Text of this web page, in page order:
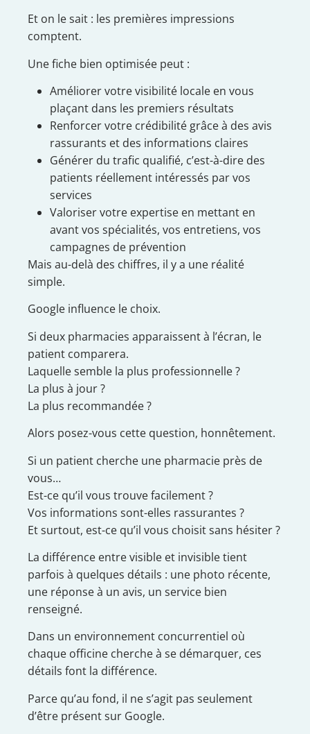
Et on le sait : les premières impressions
comptent.
Une fiche bien optimisée peut :
Améliorer votre visibilité locale en vous
plaçant dans les premiers résultats
Renforcer votre crédibilité grâce à des avis
rassurants et des informations claires
Générer du trafic qualifié, c’est-à-dire des
patients réellement intéressés par vos
services
Valoriser votre expertise en mettant en
avant vos spécialités, vos entretiens, vos
campagnes de prévention
Mais au-delà des chiffres, il y a une réalité
simple.
Google influence le choix.
Si deux pharmacies apparaissent à l’écran, le
patient comparera.
Laquelle semble la plus professionnelle ?
La plus à jour ?
La plus recommandée ?
Alors posez-vous cette question, honnêtement.
Si un patient cherche une pharmacie près de
vous…
Est-ce qu’il vous trouve facilement ?
Vos informations sont-elles rassurantes ?
Et surtout, est-ce qu’il vous choisit sans hésiter ?
La différence entre visible et invisible tient
parfois à quelques détails : une photo récente,
une réponse à un avis, un service bien
renseigné.
Dans un environnement concurrentiel où
chaque officine cherche à se démarquer, ces
détails font la différence.
Parce qu’au fond, il ne s’agit pas seulement
d’être présent sur Google.